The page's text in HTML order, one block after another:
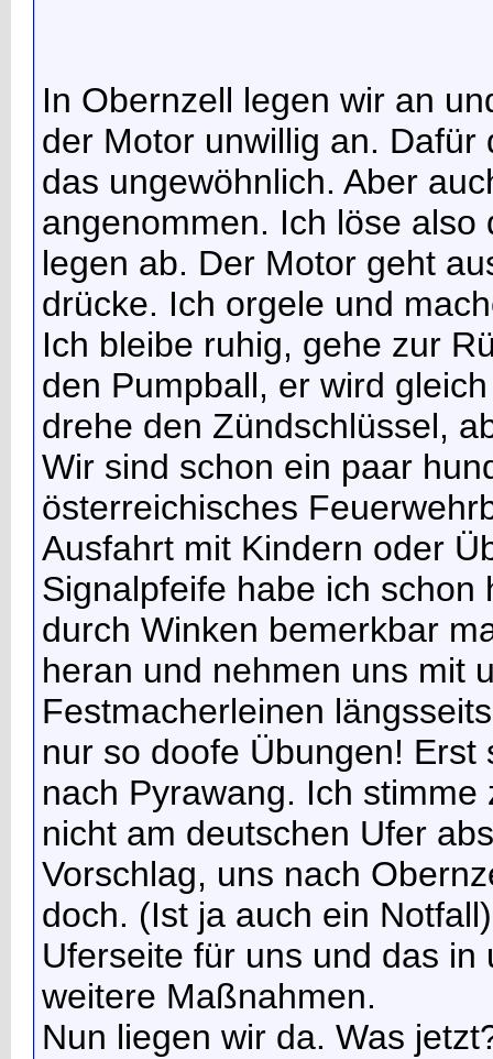
In Obernzell legen wir an
der Motor unwillig an.
das ungewöhnlich. Aber
angenommen. Ich löse
legen ab. Der Motor geht
drücke. Ich orgele und
Ich bleibe ruhig, gehe zur
den Pumpball, er wird
drehe den Zündschlüssel,
Wir sind schon ein paar
österreichisches
Ausfahrt mit Kindern oder
Signalpfeife habe ich
durch Winken bemerkbar
heran und nehmen uns mit
Festmacherleinen
nur so doofe Übungen!
nach Pyrawang. Ich
nicht am deutschen Ufer
Vorschlag, uns nach
doch. (Ist ja auch ein
Uferseite für uns und das
weitere Maßnahmen.
Nun liegen wir da. Was